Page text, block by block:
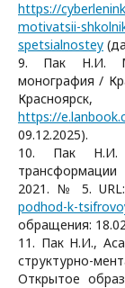
https://
motivatsii-
spetsialnostey
9. Пак Н.И.
монография /
https://
09.12.2025).
10. Пак Н.И.
2021. № 5. URL:
podhod-k-
обращения:
11. Пак Н.И.,
структурно-
Открытое